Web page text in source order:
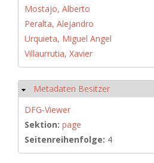
Mostajo, Alberto
Peralta, Alejandro
Urquieta, Miguel Angel
Villaurrutia, Xavier
Hide
Metadaten Besitzer
DFG-Viewer
Sektion: page
Seitenreihenfolge: 4